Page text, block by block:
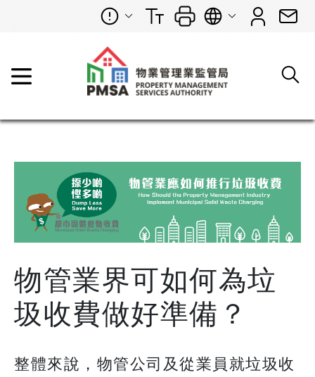
物管業界可如何為垃
圾收費做好準備？
整體來說，物管公司及從業員就垃圾收